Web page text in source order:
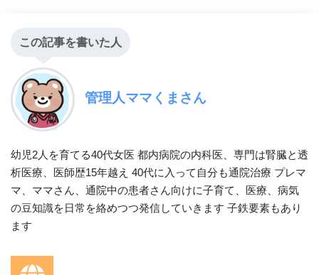
この記事を書いた人
管理人ママくまさん
幼児2人を育てる40代女医 都内病院の内科医、専門は腎臓と透
析医療、医師歴15年越え 40代に入って自分も通院治療 プレマ
マ、ママさん、通院中の患者さん向けに子育て、医療、病気
の豆知識を日常を絡めつつ発信していきます 子鉄要素もあり
ます